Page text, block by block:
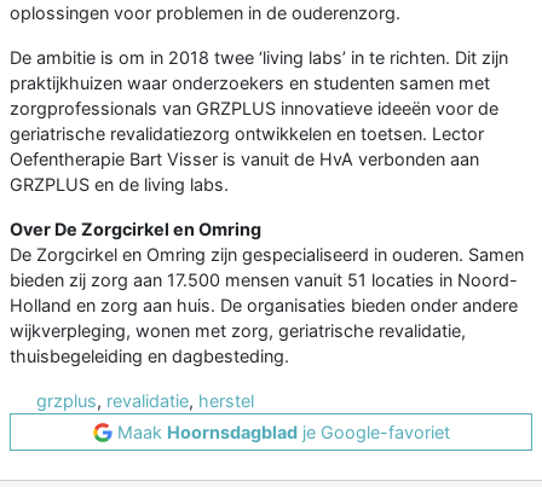
oplossingen voor problemen in de ouderenzorg.
De ambitie is om in 2018 twee ‘living labs’ in te richten. Dit zijn
praktijkhuizen waar onderzoekers en studenten samen met
zorgprofessionals van GRZPLUS innovatieve ideeën voor de
geriatrische revalidatiezorg ontwikkelen en toetsen. Lector
Oefentherapie Bart Visser is vanuit de HvA verbonden aan
GRZPLUS en de living labs.
Over De Zorgcirkel en Omring
De Zorgcirkel en Omring zijn gespecialiseerd in ouderen. Samen
bieden zij zorg aan 17.500 mensen vanuit 51 locaties in Noord-
Holland en zorg aan huis. De organisaties bieden onder andere
wijkverpleging, wonen met zorg, geriatrische revalidatie,
thuisbegeleiding en dagbesteding.
grzplus, revalidatie, herstel
Maak Hoornsdagbladje Google-favoriet